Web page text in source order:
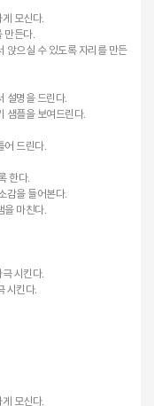
모신다.
만든다.
앉으실 수 있도록 자리를 만든
설명을 드린다.
샘플을 보여드린다.
어 드린다.
한다.
감을 들어본다.
을 마친다.
시킨다.
시킨다.
모신다.